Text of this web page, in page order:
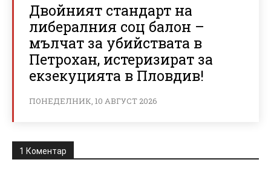
Двойният стандарт на
либералния соц балон –
мълчат за убийствата в
Петрохан, истеризират за
екзекуцията в Пловдив!
ПОНЕДЕЛНИК, 10 АВГУСТ 2026
1 Коментар